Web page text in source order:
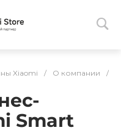
Xiaomi / О компании /
Smart